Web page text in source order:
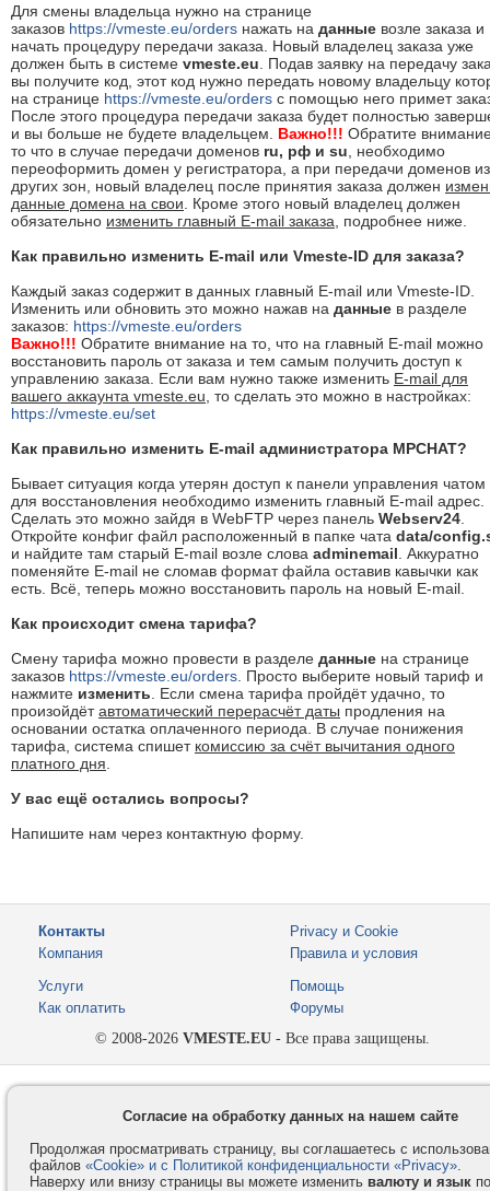
Для смены владельца нужно на странице
заказов https://vmeste.eu/orders нажать на данные возле заказа и
начать процедуру передачи заказа. Новый владелец заказа уже
должен быть в системе vmeste.eu . Подав заявку на передачу
вы получите код, этот код нужно передать новому владельцу
на странице https://vmeste.eu/orders с помощью него примет
После этого процедура передачи заказа будет полностью
и вы больше не будете владельцем. Важно!!! Обратите
то что в случае передачи доменов ru, рф и su , необходимо
переоформить домен у регистратора, а при передачи доменов из
других зон, новый владелец после принятия заказа должен
данные домена на свои . Кроме этого новый владелец должен
обязательно изменить главный E-mail заказа , подробнее ниже.
Как правильно изменить E-mail или Vmeste-ID для заказа?
Каждый заказ содержит в данных главный E-mail или Vmeste-ID.
Изменить или обновить это можно нажав на данные в разделе
заказов: https://vmeste.eu/orders
Важно!!! Обратите внимание на то, что на главный E-mail можно
восстановить пароль от заказа и тем самым получить доступ к
управлению заказа. Если вам нужно также изменить E-mail для
вашего аккаунта vmeste.eu , то сделать это можно в настройках:
https://vmeste.eu/set
Как правильно изменить E-mail администратора MPCHAT?
Бывает ситуация когда утерян доступ к панели управления чатом
для восстановления необходимо изменить главный E-mail адрес.
Сделать это можно зайдя в WebFTP через панель Webserv24
Откройте конфиг файл расположенный в папке чата data/
и найдите там старый E-mail возле слова adminemail . Аккуратно
поменяйте E-mail не сломав формат файла оставив кавычки как
есть. Всё, теперь можно восстановить пароль на новый E-mail.
Как происходит смена тарифа?
Смену тарифа можно провести в разделе данные на странице
заказов https://vmeste.eu/orders . Просто выберите новый тариф и
нажмите изменить . Если смена тарифа пройдёт удачно, то
произойдётавтоматический перерасчёт даты продления на
основании остатка оплаченного периода. В случае понижения
тарифа, система спишет комиссию за счёт вычитания одного
платного дня
У вас ещё остались вопросы?
Напишите нам через контактную форму.
Контакты
Компания
Privacy и Cookie
Правила и условия
Услуги
Как оплатить
Помощь
Форумы
© 2008-2026 VMESTE.EU - Все права защищены.
Согласие на обработку данных на нашем сайте
Продолжая просматривать страницу, вы соглашаетесь с
файлов «Cookie» и с Политикой конфиденциальности «Privacy».
Наверху или внизу страницы вы можете изменить валюту и языкпо